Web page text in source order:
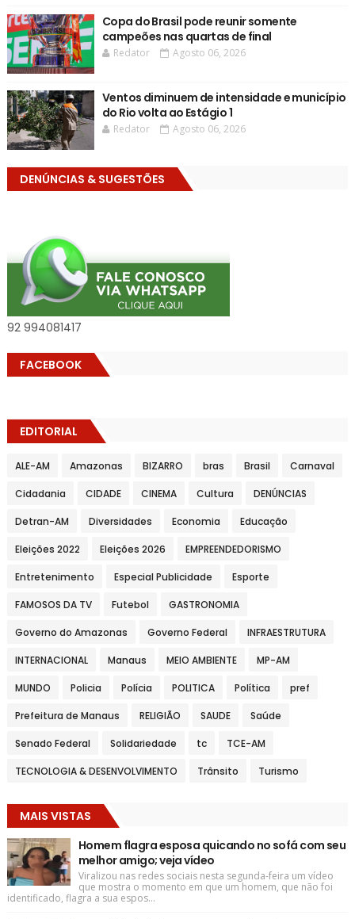
Copa do Brasil pode reunir somente
campeões nas quartas de final
Redator Agosto 06, 2026
Ventos diminuem de intensidade e município
do Rio volta ao Estágio 1
Redator Agosto 06, 2026
DENÚNCIAS & SUGESTÕES
92 994081417
FACEBOOK
EDITORIAL
ALE-AM Amazonas BIZARRO bras Brasil Carnaval
Cidadania CIDADE CINEMA Cultura DENÚNCIAS
Detran-AM Diversidades Economia Educação
Eleições 2022 Eleições 2026 EMPREENDEDORISMO
Entretenimento Especial Publicidade Esporte
FAMOSOS DA TV Futebol GASTRONOMIA
Governo do Amazonas Governo Federal INFRAESTRUTURA
INTERNACIONAL Manaus MEIO AMBIENTE MP-AM
MUNDO Policia Polícia POLITICA Política pref
Prefeitura de Manaus RELIGIÃO SAUDE Saúde
Senado Federal Solidariedade tc TCE-AM
TECNOLOGIA & DESENVOLVIMENTO Trânsito Turismo
MAIS VISTAS
Homem flagra esposa quicando no sofá com seu
melhor amigo; veja vídeo
Viralizou nas redes sociais nesta segunda-feira um vídeo
que mostra o momento em que um homem, que não foi
identificado, flagra a sua espos...